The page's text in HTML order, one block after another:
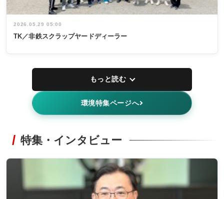
2026.05.29 05:00
TK／非鉄スクラップヤードディーラー
もっと読む
環境特集ページへ
特集・インタビュー